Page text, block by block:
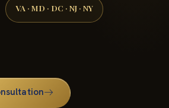
VA · MD · DC · NJ · NY